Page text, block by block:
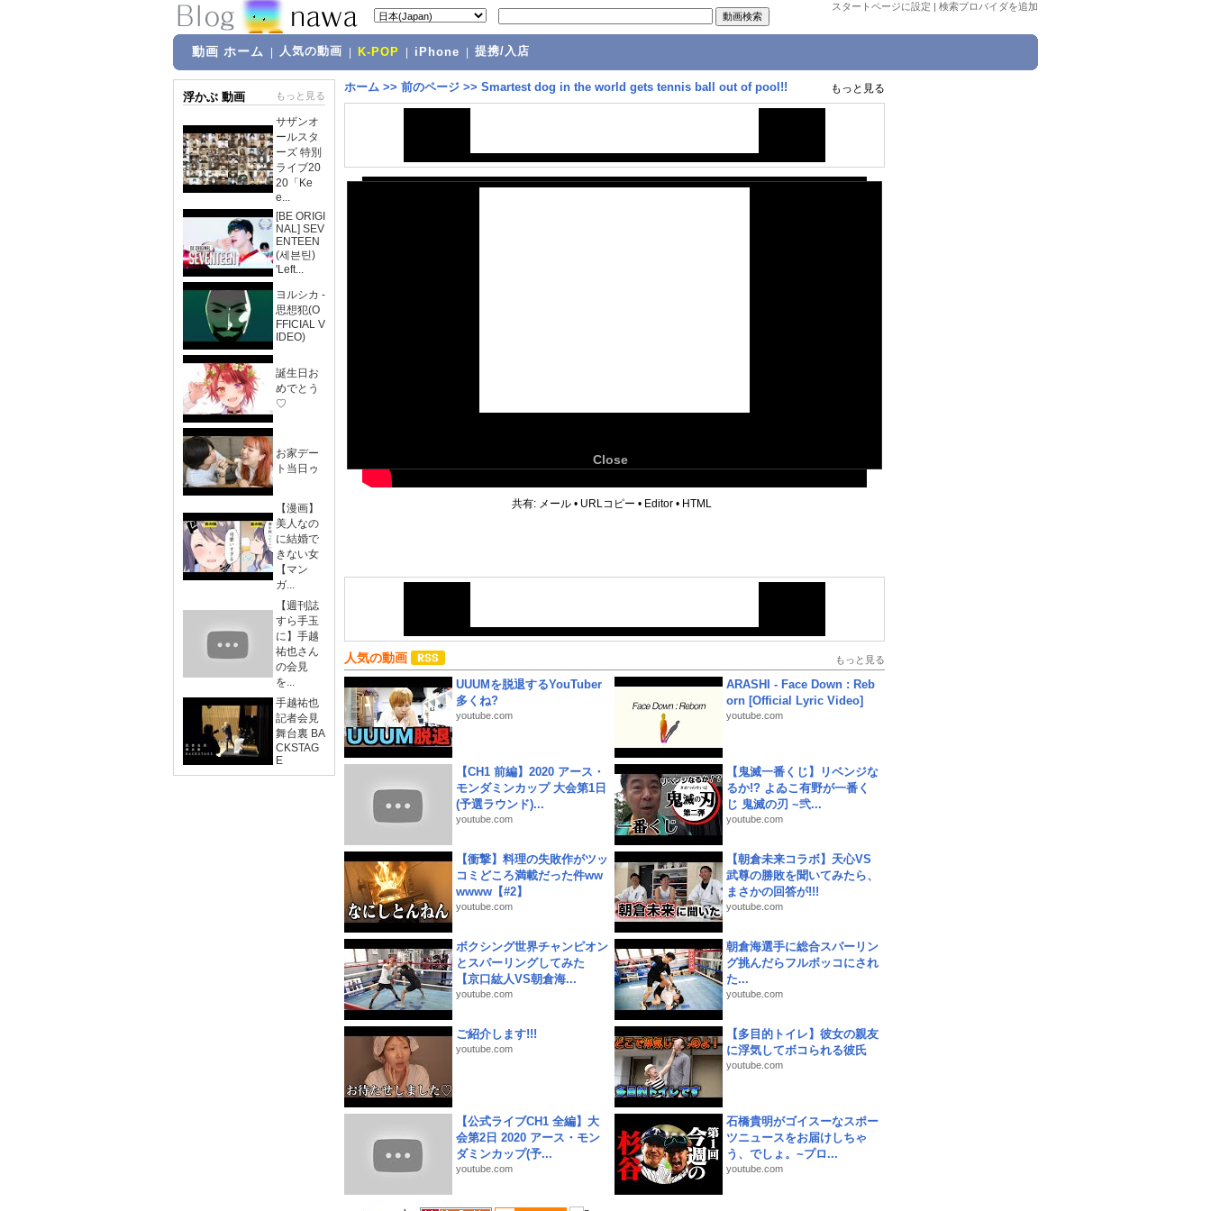
スタートページに設定 | 検索プロバイダを追加
動画 ホーム 人気の動画 K-POP iPhone 提携/入店
浮かぶ 動画 もっと見る
サザンオ
ールスタ
ーズ 特別
ライブ20
20「Ke
e...
[BE ORIGI
NAL] SEV
ENTEEN
(세븐틴)
'Left...
ヨルシカ -
思想犯(O
FFICIAL V
IDEO)
誕生日お
めでとう
♡
お家デー
ト当日ゥ
【漫画】
美人なの
に結婚で
きない女
【マン
ガ...
【週刊誌
すら手玉
に】手越
祐也さん
の会見
を...
手越祐也
記者会見
舞台裏 BA
CKSTAG
E
ホーム >> 前のページ >> Smartest dog in the world gets tennis ball out of pool!! もっと見る
Close
共有: メール • URLコピー • Editor • HTML
人気の動画 もっと見る
UUUMを脱退するYouTuber
多くね?
youtube.com
ARASHI - Face Down : Reb
orn [Official Lyric Video]
youtube.com
【CH1 前編】2020 アース・
モンダミンカップ 大会第1日
(予選ラウンド)...
youtube.com
【鬼滅一番くじ】リベンジな
るか!? よゐこ有野が一番く
じ 鬼滅の刃 ~弐...
youtube.com
【衝撃】料理の失敗作がツッ
コミどころ満載だった件ww
wwww【#2】
youtube.com
【朝倉未来コラボ】天心VS
武尊の勝敗を聞いてみたら、
まさかの回答が!!!
youtube.com
ボクシング世界チャンピオン
とスパーリングしてみた
【京口紘人VS朝倉海...
youtube.com
朝倉海選手に総合スパーリン
グ挑んだらフルボッコにされ
た...
youtube.com
ご紹介します!!!
youtube.com
【多目的トイレ】彼女の親友
に浮気してボコられる彼氏
youtube.com
【公式ライブCH1 全編】大
会第2日 2020 アース・モン
ダミンカップ(予...
youtube.com
石橋貴明がゴイスーなスポー
ツニュースをお届けしちゃ
う、でしょ。~プロ...
youtube.com